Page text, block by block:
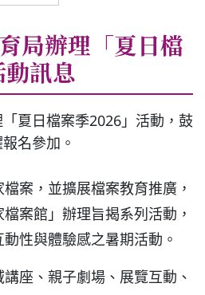
局辦理「夏日檔
訊息
夏日檔案季2026」活動，鼓
名參加。
案，並擴展檔案教育推廣，
案館」辦理旨揭系列活動，
性與體驗感之暑期活動。
座、親子劇場、展覽互動、